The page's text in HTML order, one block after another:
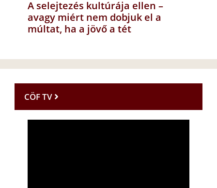
A selejtezés kultúrája ellen –
avagy miért nem dobjuk el a
múltat, ha a jövő a tét
CÖF TV